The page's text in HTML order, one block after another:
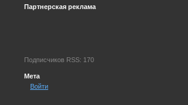
Партнерская реклама
Подписчиков RSS: 170
Мета
Войти